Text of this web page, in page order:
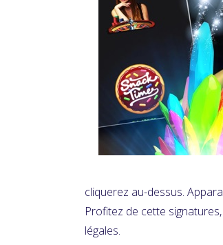
cliquerez au-dessus.
Profitez de cette
légales.